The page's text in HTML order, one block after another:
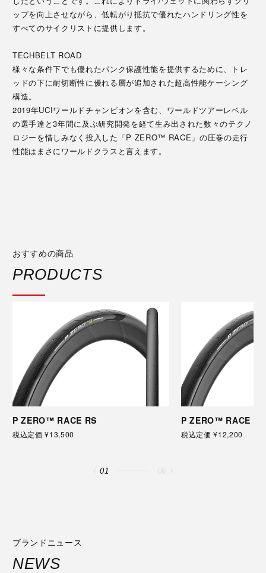
ップを向上させながら、低転がり抵抗で優れたハンドリング性を
すべてのサイクリストに提供します。
TECHBELT ROAD
様々な条件下でも優れたパンク保護性能を提供するために、トレ
ッドの下に耐切断性に優れる層が追加された超高性能ケーシング
構造。
2019年UCIワールドチャンピオンを含む、ワールドツアーレベル
の選手達と3年間に及ぶ研究開発を経て生み出された数々のテクノ
ロジーを惜しみなく投入した「P ZERO™ RACE」の圧巻の走行
性能はまさにワールドクラスと言えます。
おすすめの商品
PRODUCTS
P ZERO™ RACE RS
税込定価 ¥13,500
P ZERO™ RACE
税込定価 ¥12,200
01
ブランドニュース
NEWS